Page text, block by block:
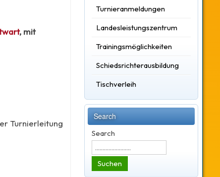
, mit
Turnierleitung
Turnieranmeldungen
Landesleistungszentrum
Trainingsmöglichkeiten
Schiedsrichterausbildung
Tischverleih
Search
Search
Suchen